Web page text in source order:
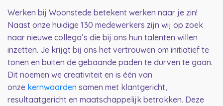
Werken bij Woonstede betekent werken naar je zin!
Naast onze huidige 130 medewerkers zijn wij op zoek
naar nieuwe collega’s die bij ons hun talenten willen
inzetten. Je krijgt bij ons het vertrouwen om initiatief te
tonen en buiten de gebaande paden te durven te gaan.
Dit noemen we creativiteit en is één van
onze kernwaarden samen met klantgericht,
resultaatgericht en maatschappelijk betrokken. Deze